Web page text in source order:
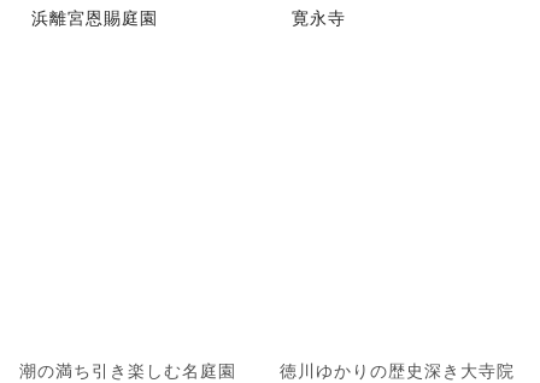
浜離宮恩賜庭園
潮の満ち引き楽しむ名庭園
寛永寺
徳川ゆかりの歴史深き大寺院